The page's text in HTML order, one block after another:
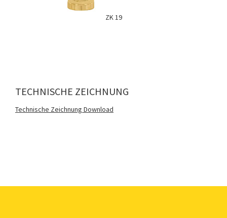
ZK 19
TECHNISCHE ZEICHNUNG
Technische Zeichnung Download